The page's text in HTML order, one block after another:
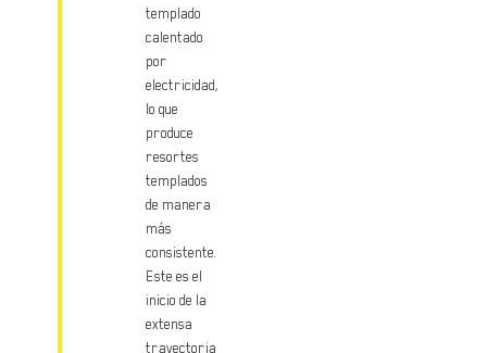
templado
calentado
por
electricidad,
lo que
produce
resortes
templados
de manera
más
consistente.
Este es el
inicio de la
extensa
trayectoria